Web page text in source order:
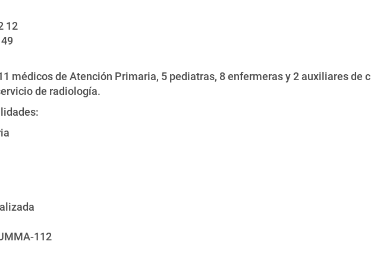
12
médicos de Atención Primaria, 5 pediatras, 8 enfermeras y 2 auxiliares de
de radiología.
112